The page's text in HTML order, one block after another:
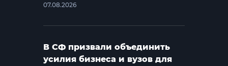
07.08.2026
В СФ призвали объединить
усилия бизнеса и вузов для